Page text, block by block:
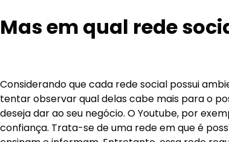
janela.
Até porque não basta viralizar, precisa
ser observado também as entradas e as saídas